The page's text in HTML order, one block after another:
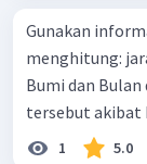
Gunakan
menghitung: jarak dari permukaan Bumi ke titik antara
Bumi dan
tersebut akibat
1 5.0